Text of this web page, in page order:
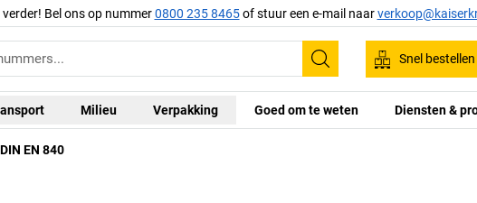
Bel ons op nummer0800 235 8465of stuur een e-mail naar
Zoeken
Snel bestellen
Milieu Verpakking Goed om te weten Diensten &
EN 840